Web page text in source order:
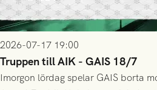
2026-07-17 19:00
Truppen till AIK - GAIS 18/7
Imorgon lördag spelar GAIS borta